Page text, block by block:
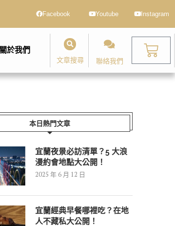
Facebook Youtube Instagram
關於我們
文章搜尋 聯絡我們
本日熱門文章
宜蘭夜景必訪清單？5 大浪
漫約會地點大公開！
2025 年 6 月 12 日
宜蘭經典早餐哪裡吃？在地
人不藏私大公開！